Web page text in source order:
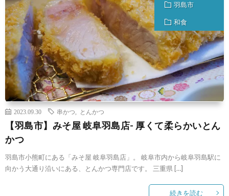
羽島市
和食
2023.09.30 串かつ とんかつ
【羽島市】みそ屋 岐阜羽島店- 厚くて柔らかいとん
かつ
羽島市小熊町にある「みそ屋 岐阜羽島店」。 岐阜市内から岐阜羽島駅に
向かう大通り沿いにある、とんかつ専門店です。 三重県 […]
続きを読む